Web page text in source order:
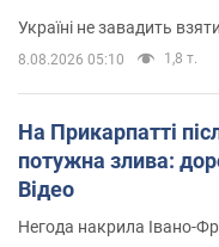
Україні не завадить
8.08.2026 05:10 1,8 т.
На Прикарпатті
потужна злива:
Відео
Негода накрила Івано-